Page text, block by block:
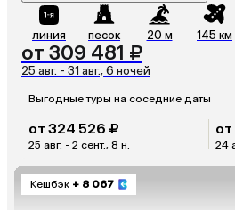
линия песок 20 м 145 км
от 309 481 ₽
25 авг. - 31 авг., 6 ночей
Выгодные туры на соседние даты
от 324 526 ₽
25 авг. - 2 сент., 8 н. 24
Кешбэк + 8 067